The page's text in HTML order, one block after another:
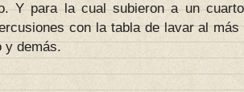
Y para la cual subieron a un
con la tabla de lavar al
y demás.